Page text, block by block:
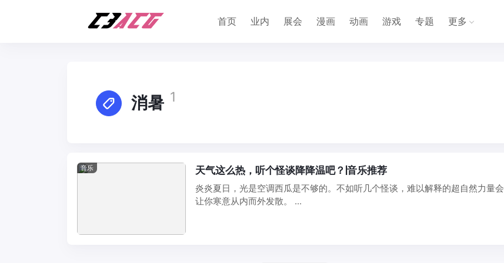
首页 业内 展会 漫画 动画 游戏 专题 更多
消暑 1
音乐 天气这么热，听个怪谈降降温吧？|音乐推荐
炎炎夏日，光是空调西瓜是不够的。不如听几个怪谈，难以解释的超自然力量会
让你寒意从内而外发散。 ...